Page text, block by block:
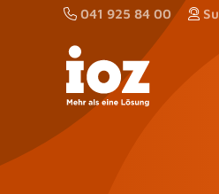
041 925 84 00